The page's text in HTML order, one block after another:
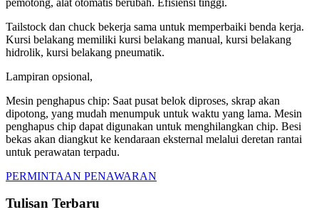
Tailstock dan chuck bekerja sama untuk memperbaiki benda kerja.
Kursi belakang memiliki kursi belakang manual, kursi belakang
hidrolik, kursi belakang pneumatik.
Lampiran opsional,
Mesin penghapus chip: Saat pusat belok diproses, skrap akan
dipotong, yang mudah menumpuk untuk waktu yang lama. Mesin
penghapus chip dapat digunakan untuk menghilangkan chip. Besi
bekas akan diangkut ke kendaraan eksternal melalui deretan rantai
untuk perawatan terpadu.
PERMINTAAN PENAWARAN
Tulisan Terbaru